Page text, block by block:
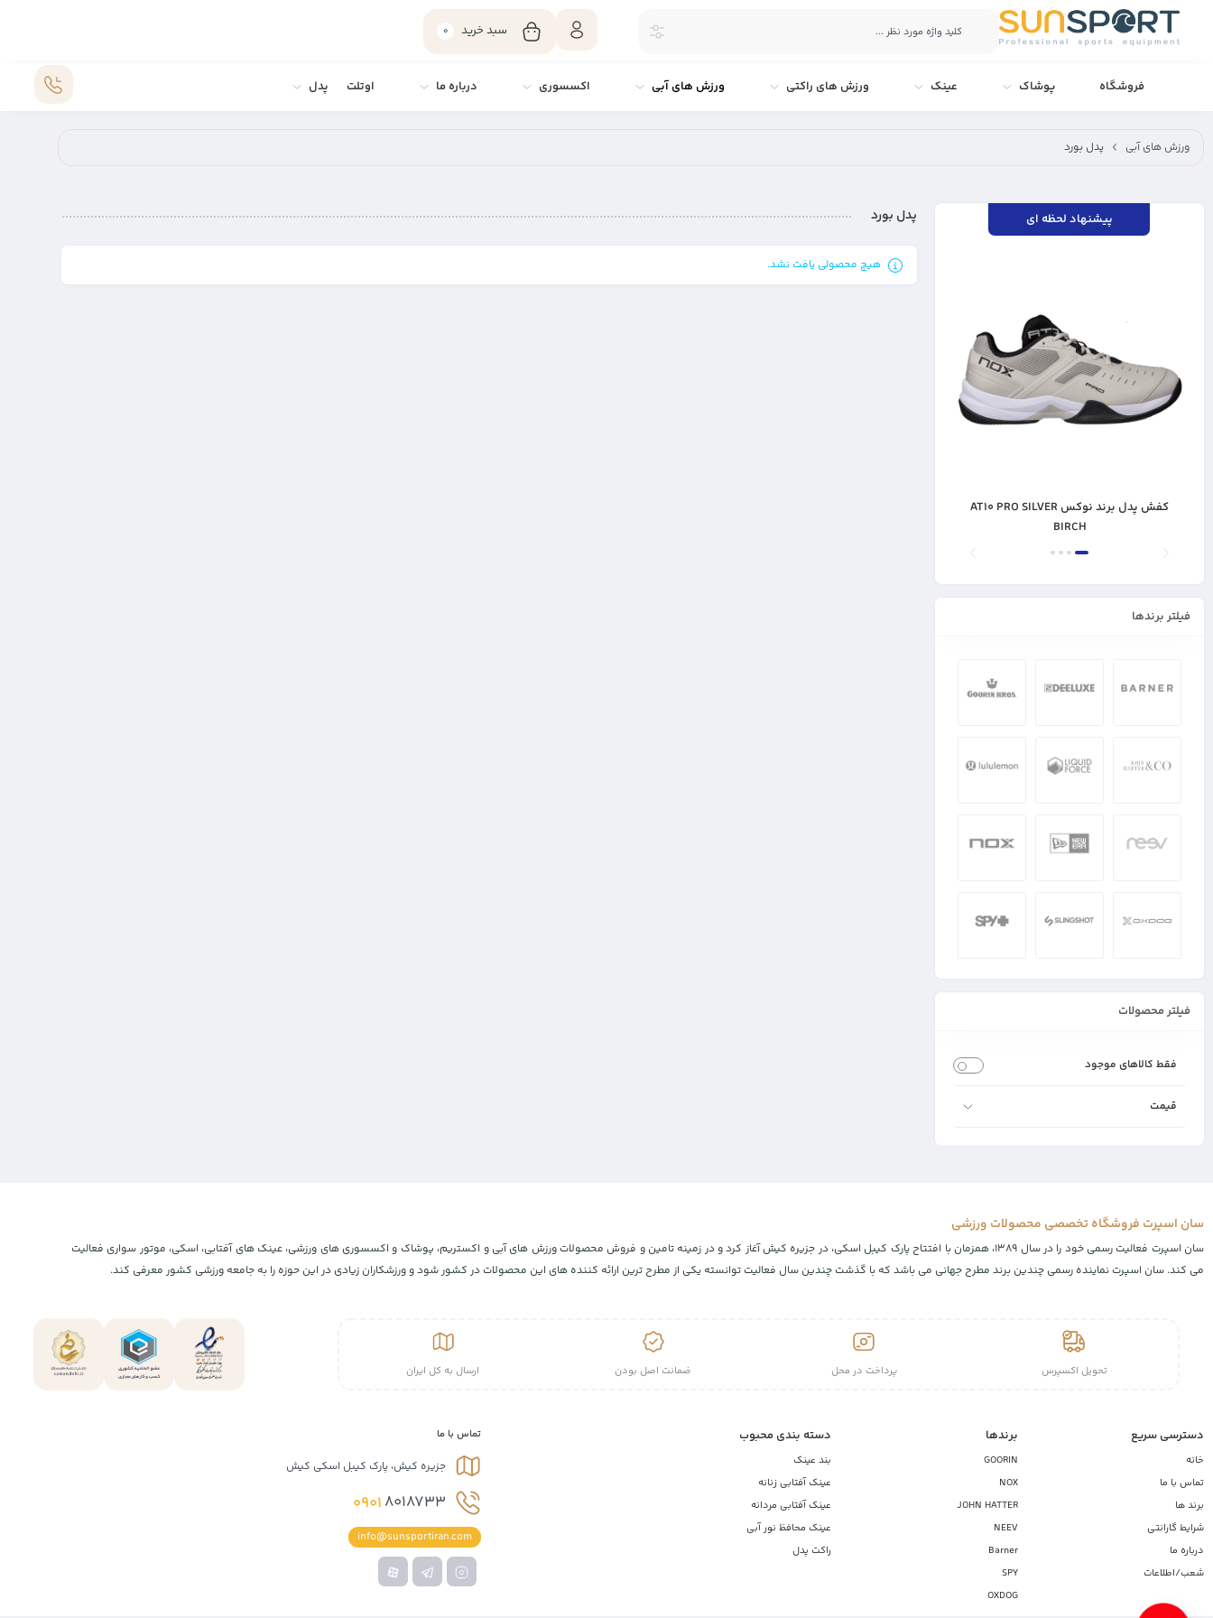
سبد خرید 0
فروشگاه پوشاک عینک ورزش های راکتی ورزش های آبی اکسسوری درباره ما اوتلت پدل
ورزش های آبی پدل بورد
پیشنهاد لحظه ای
کفش پدل برند نوکس AT10 PRO SILVER
BIRCH
فیلتر برندها
فیلتر محصولات
فقط کالاهای موجود
قیمت
پدل بورد
هیچ محصولی یافت نشد.
سان اسپرت فروشگاه تخصصی محصولات ورزشی
سان اسپرت فعالیت رسمی خود را در سال ۱۳۸۹، همزمان با افتتاح پارک کیبل اسکی، در جزیره کیش آغاز کرد و در زمینه تامین و فروش محصولات ورزش های آبی و اکستریم، پوشاک و اکسسوری های ورزشی، عینک های آفتابی، اسکی، موتور سواری فعالیت
می کند. سان اسپرت نماینده رسمی چندین برند مطرح جهانی می باشد که با گذشت چندین سال فعالیت توانسته یکی از مطرح ترین ارائه کننده های این محصولات در کشور شود و ورزشکاران زیادی در این حوزه را به جامعه ورزشی کشور معرفی کند.
تحویل اکسپرس پرداخت در محل ضمانت اصل بودن ارسال به کل ایران
دسترسی سریع
خانه
تماس با ما
برند ها
شرایط گارانتی
درباره ما
شعب/اطلاعات
برندها
GOORIN
NOX
JOHN HATTER
NEEV
Barner
SPY
OXDOG
دسته بندی محبوب
بند عینک
عینک آفتابی زنانه
عینک آفتابی مردانه
عینک محافظ نور آبی
راکت پدل
تماس با ما
جزیره کیش، پارک کیبل اسکی کیش
09018018733
info@sunsportiran.com